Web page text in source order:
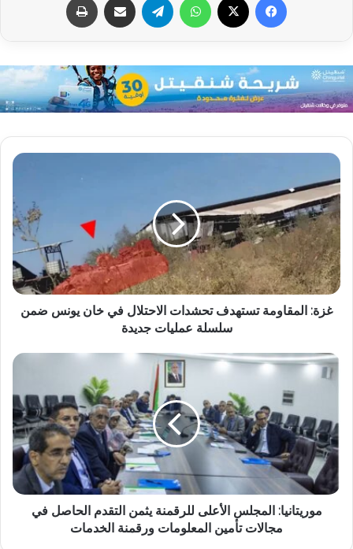
غزة: المقاومة تستهدف تحشدات الاحتلال في خان يونس ضمن
سلسلة عمليات جديدة
موريتانيا: المجلس الأعلى للرقمنة يثمن التقدم الحاصل في
مجالات تأمين المعلومات ورقمنة الخدمات